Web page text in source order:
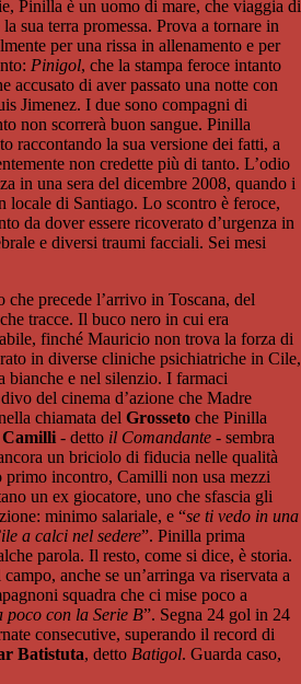
Pinilla è un uomo di mare, che viaggia di
sua terra promessa. Prova a tornare in
per una rissa in allenamento e per
Pinigol, che la stampa feroce intanto
accusato di aver passato una notte con
Jimenez. I due sono compagni di
non scorrerà buon sangue. Pinilla
raccontando la sua versione dei fatti, a
non credette più di tanto. L’odio
in una sera del dicembre 2008, quando i
locale di Santiago. Lo scontro è feroce,
da dover essere ricoverato d’urgenza in
e diversi traumi facciali. Sei mesi
che precede l’arrivo in Toscana, del
tracce. Il buco nero in cui era
finché Mauricio non trova la forza di
in diverse cliniche psichiatriche in Cile,
e nel silenzio. I farmaci
del cinema d’azione che Madre
chiamata del Grosseto che Pinilla
Camilli - detto il Comandante - sembra
un briciolo di fiducia nelle qualità
incontro, Camilli non usa mezzi
un ex giocatore, uno che sfascia gli
minimo salariale, e “se ti vedo in una
a calci nel sedere”. Pinilla prima
parola. Il resto, come si dice, è storia.
anche se un’arringa va riservata a
squadra che ci mise poco a
poco con la Serie B”. Segna 24 gol in 24
consecutive, superando il record di
Batistuta, detto Batigol. Guarda caso,